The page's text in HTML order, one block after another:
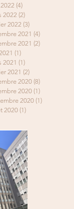
(4)
2022 (2)
2022 (3)
2021 (4)
2021 (2)
(1)
2021 (1)
2021 (2)
2020 (8)
2020 (1)
2020 (1)
2020 (1)